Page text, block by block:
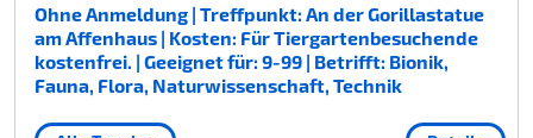
Ohne Anmeldung | Treffpunkt: An der Gorillastatue
am Affenhaus | Kosten: Für Tiergartenbesuchende
kostenfrei. | Geeignet für: 9-99 | Betrifft: Bionik,
Fauna, Flora, Naturwissenschaft, Technik